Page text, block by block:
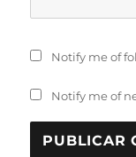
Notify me of
Notify me of